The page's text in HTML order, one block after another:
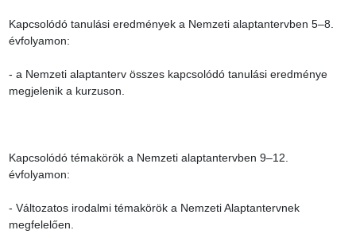
Kapcsolódó tanulási eredmények a Nemzeti alaptantervben 5–8.
évfolyamon:
- a Nemzeti alaptanterv összes kapcsolódó tanulási eredménye
megjelenik a kurzuson.
Kapcsolódó témakörök a Nemzeti alaptantervben 9–12.
évfolyamon:
- Változatos irodalmi témakörök a Nemzeti Alaptantervnek
megfelelően.